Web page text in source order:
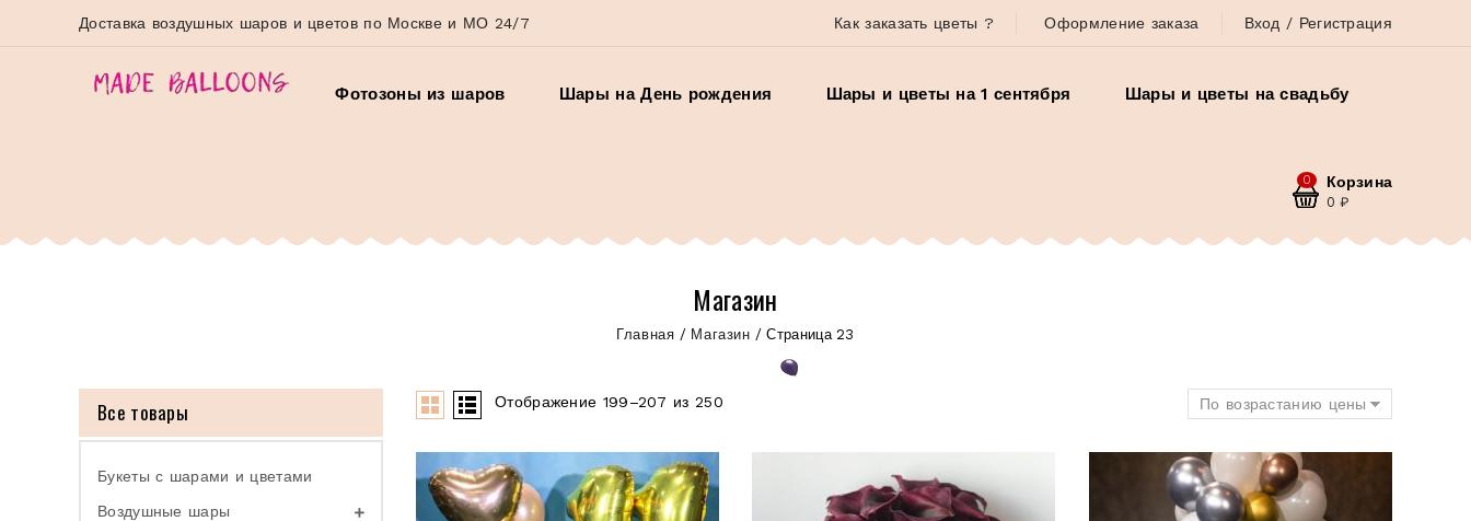
Доставка воздушных шаров и цветов по Москве и МО 24/7 Как заказать цветы ? Оформление заказа Вход / Регистрация
Фотозоны из шаров Шары на День рождения Шары и цветы на 1 сентября Шары и цветы на свадьбу
Корзина
0
0₽
Магазин
Главная / Магазин /Страница 23
Отображение 199–207 из 250 По возрастанию цены
Все товары
Букеты с шарами и цветами
Воздушные шары